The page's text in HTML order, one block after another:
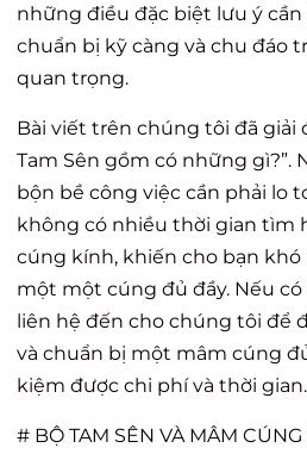
những điều đặc biệt lưu ý cần
chuẩn bị kỹ càng và chu đáo
quan trọng.
Bài viết trên chúng tôi đã giải
Tam Sên gồm có những gì?”.
bộn bề công việc cần phải lo
không có nhiều thời gian tìm
cúng kính, khiến cho bạn
một một cúng đủ đầy. Nếu
liên hệ đến cho chúng tôi để
và chuẩn bị một mâm cúng
kiệm được chi phí và thời gian.
# BỘ TAM SÊN VÀ MÂM